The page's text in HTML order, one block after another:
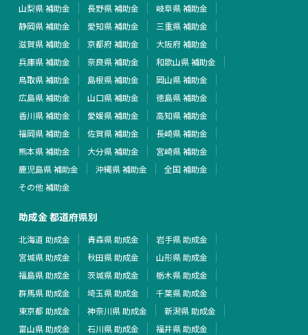
山梨県 補助金
長野県 補助金
岐阜県 補助金
静岡県 補助金
愛知県 補助金
三重県 補助金
滋賀県 補助金
京都府 補助金
大阪府 補助金
兵庫県 補助金
奈良県 補助金
和歌山県 補助金
鳥取県 補助金
島根県 補助金
岡山県 補助金
広島県 補助金
山口県 補助金
徳島県 補助金
香川県 補助金
愛媛県 補助金
高知県 補助金
福岡県 補助金
佐賀県 補助金
長崎県 補助金
熊本県 補助金
大分県 補助金
宮崎県 補助金
鹿児島県 補助金
沖縄県 補助金
全国 補助金
その他 補助金
助成金 都道府県別
北海道 助成金 青森県 助成金
岩手県 助成金
宮城県 助成金
秋田県 助成金
山形県 助成金
福島県 助成金
茨城県 助成金
栃木県 助成金
群馬県 助成金
埼玉県 助成金
千葉県 助成金
東京都 助成金
神奈川県 助成金
新潟県 助成金
富山県 助成金
石川県 助成金
福井県 助成金